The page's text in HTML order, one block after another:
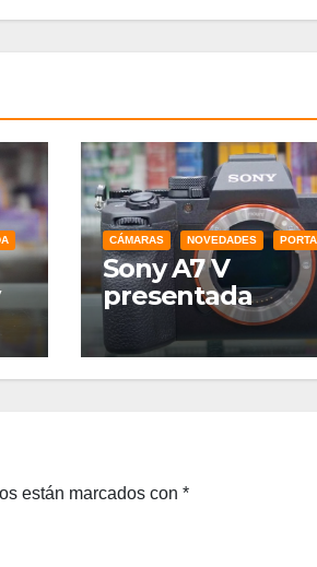
CÁMARAS NOVEDADES
Sony A7 V
presentada
están marcados con *